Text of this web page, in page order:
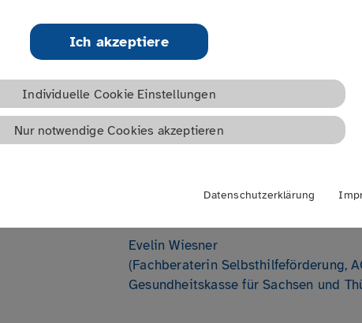
Ich akzeptiere
Individuelle Cookie Einstellungen
Nur notwendige Cookies akzeptieren
Datenschutzerklärung
Links
nach §
zur
2026
thematisiert und
Datum | Uhrzeit
16:00 - 17:30 Uhr
Termin speichern
Ort
Evelin Wiesner
(Fachberaterin Selbsthilfeförderung,
Gesundheitskasse für Sachsen und